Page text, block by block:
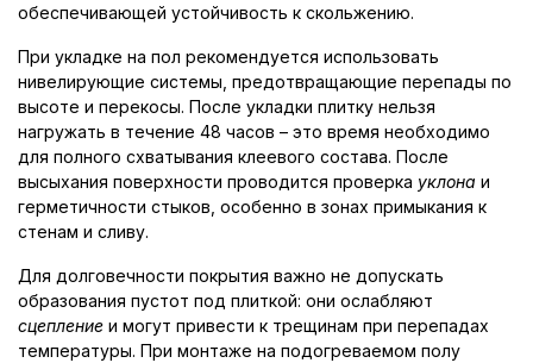
обеспечивающей устойчивость к скольжению.
При укладке на пол рекомендуется использовать
нивелирующие системы, предотвращающие перепады по
высоте и перекосы. После укладки плитку нельзя
нагружать в течение 48 часов – это время необходимо
для полного схватывания клеевого состава. После
высыхания поверхности проводится проверка уклона и
герметичности стыков, особенно в зонах примыкания к
стенам и сливу.
Для долговечности покрытия важно не допускать
образования пустот под плиткой: они ослабляют
сцепление и могут привести к трещинам при перепадах
температуры. При монтаже на подогреваемом полу